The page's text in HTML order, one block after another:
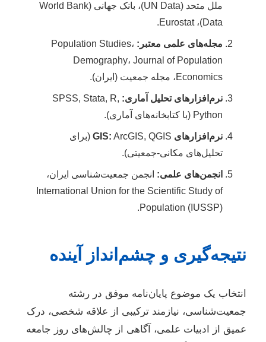
ملل متحد (UN Data)، بانک جهانی (World Bank
Data)، Eurostat.
مجله‌های علمی معتبر: Population Studies،
Demography، Journal of Population
Economics، مجله جمعیت (ایران).
نرم‌افزارهای تحلیل آماری: SPSS, Stata, R,
Python (با کتابخانه‌های آماری).
نرم‌افزارهای GIS:
ArcGIS, QGIS (برای
تحلیل‌های مکانی-جمعیتی).
انجمن‌های علمی: انجمن جمعیت‌شناسی ایران،
International Union for the Scientific Study of
Population (IUSSP).
نتیجه‌گیری و چشم‌انداز آینده
انتخاب یک موضوع پایان‌نامه موفق در رشته
جمعیت‌شناسی، نیازمند ترکیبی از علاقه شخصی، درک
عمیق از ادبیات علمی، آگاهی از چالش‌های روز جامعه